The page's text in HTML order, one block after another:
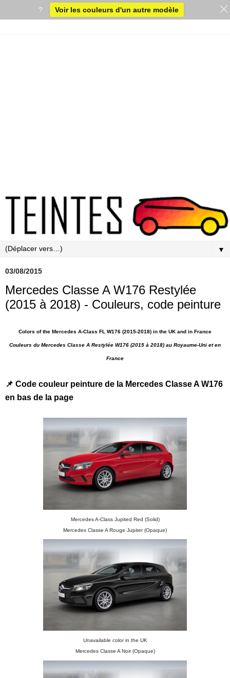
▼
03/08/2015
Mercedes Classe A W176 Restylée
(2015 à 2018) - Couleurs, code peinture
Colors of the Mercedes A-Class FL W176 (2015-2018) in the UK and in France
Couleurs du Mercedes Classe A Restylée W176 (2015 à 2018) au Royaume-Uni et en
France
📌 Code couleur peinture de la Mercedes Classe A W176
en bas de la page
Mercedes A-Class Jupited Red (Solid)
Mercedes Classe A Rouge Jupiter (Opaque)
Unavailable color in the UK
Mercedes Classe A Noir (Opaque)
? Voir les couleurs d'un autre modèle